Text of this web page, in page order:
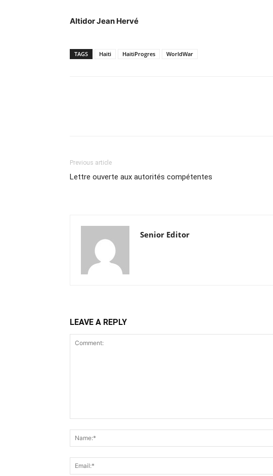
Altidor Jean Hervé
TAGS Haiti HaitiProgres WorldWar
Previous article
Lettre ouverte aux autorités compétentes
Senior Editor
LEAVE A REPLY